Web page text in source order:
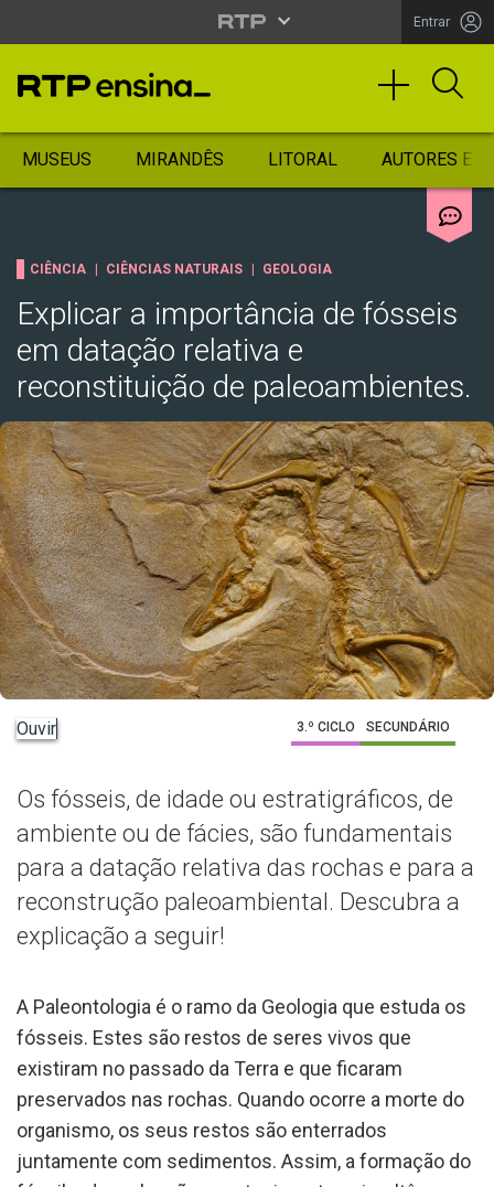
Entrar
MUSEUS MIRANDÊS LITORAL AUTORES
CIÊNCIA CIÊNCIAS NATURAIS GEOLOGIA
Explicar a importância de fósseis
em datação relativa e
reconstituição de paleoambientes.
Ouvir 3.º CICLO SECUNDÁRIO
Os fósseis, de idade ou estratigráficos, de
ambiente ou de fácies, são fundamentais
para a datação relativa das rochas e para a
reconstrução paleoambiental. Descubra a
explicação a seguir!
A Paleontologia é o ramo da Geologia que estuda os
fósseis. Estes são restos de seres vivos que
existiram no passado da Terra e que ficaram
preservados nas rochas. Quando ocorre a morte do
organismo, os seus restos são enterrados
juntamente com sedimentos. Assim, a formação do